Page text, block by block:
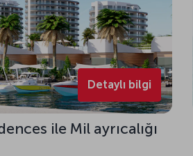
Detaylı bilgi
ile Mil ayrıcalığı